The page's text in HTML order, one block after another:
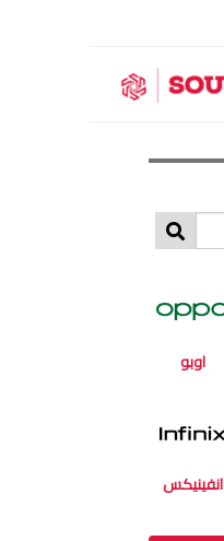
اوبو
انفينيكس